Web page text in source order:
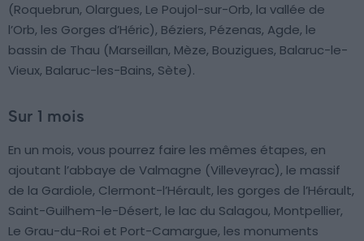
(Roquebrun, Olargues, Le Poujol-sur-Orb, la vallée de
l’Orb, les Gorges d’Héric), Béziers, Pézenas, Agde, le
bassin de Thau (Marseillan, Mèze, Bouzigues, Balaruc-le-
Vieux, Balaruc-les-Bains, Sète).
Sur 1 mois
En un mois, vous pourrez faire les mêmes étapes, en
ajoutant l’abbaye de Valmagne (Villeveyrac), le massif
de la Gardiole, Clermont-l’Hérault, les gorges de l’Hérault,
Saint-Guilhem-le-Désert, le lac du Salagou, Montpellier,
Le Grau-du-Roi et Port-Camargue, les monuments